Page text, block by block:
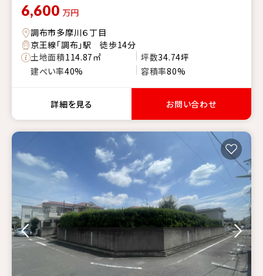
6,600 万円
調布市多摩川６丁目
京王線「調布」駅 徒歩14分
土地面積114.87㎡ 坪数34.74坪
建ぺい率40% 容積率80%
詳細を見る お問い合わせ